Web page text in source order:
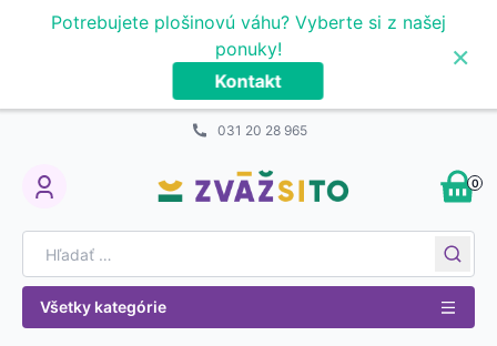
Potrebujete plošinovú váhu? Vyberte si z našej
ponuky!
Kontakt
×
031 20 28 965
My Account
0
Všetky kategórie